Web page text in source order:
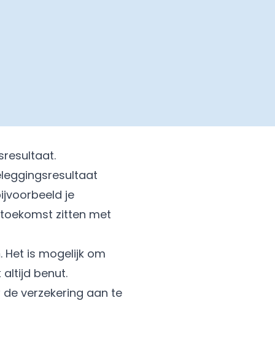
je
zitten met
Het is mogelijk om
altijd benut.
verzekering aan te